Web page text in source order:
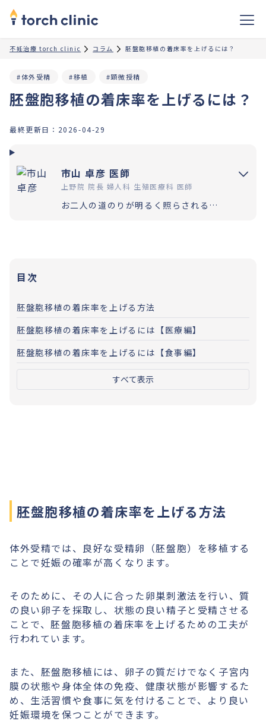
不妊治療 torch clinic コラム 胚盤胞移植の着床率を上げるには？
胚盤胞移植の着床率を上げるには？
#体外受精 #移植 #顕微授精
最終更新日： 2026-04-29
市山 卓彦 医師
上野院 院長 婦人科 生殖医療科 医師
お二人の道のりが明るく照らされるよう「理解」と「納得」の上で選択いただく過程を大切にしています。エビデンスに基づいた高水準の医療提供により「幸せな家族計画の実現」をお手伝いさせていただきます。
目次
胚盤胞移植の着床率を上げる方法
胚盤胞移植の着床率を上げるには【医療編】
胚盤胞移植の着床率を上げるには【食事編】
すべて表示
胚盤胞移植の着床率を上げる方法
体外受精では、良好な受精卵（胚盤胞）を移植する
ことで妊娠の確率が高くなります。
そのために、その人に合った卵巣刺激法を行い、質
の良い卵子を採取し、状態の良い精子と受精させる
ことで、胚盤胞移植の着床率を上げるための工夫が
行われています。
また、胚盤胞移植には、卵子の質だけでなく子宮内
膜の状態や身体全体の免疫、健康状態が影響するた
め、生活習慣や食事に気を付けることで、より良い
妊娠環境を保つことができます。